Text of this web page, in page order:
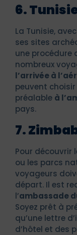
6.
La Tunisie,
ses sites
une procédure
nombreux
l’arrivée à
peuvent
préalable à
pays.
7.
Pour découvrir
ou les parcs
voyageurs
départ. Il est
l’ambassade
Soyez prêt à
qu’une lettre
d’hôtel et des